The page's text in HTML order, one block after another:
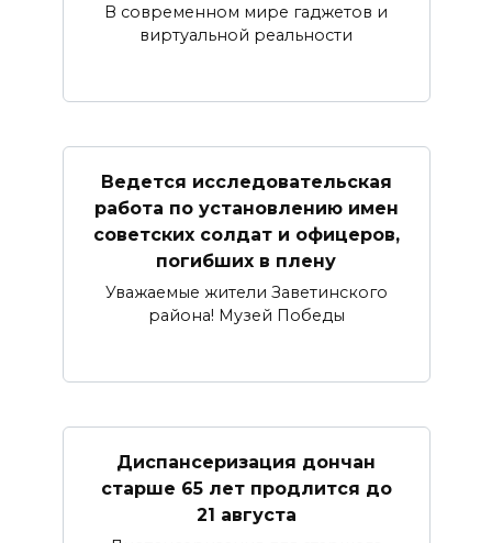
В современном мире гаджетов и
виртуальной реальности
Ведется исследовательская
работа по установлению имен
советских солдат и офицеров,
погибших в плену
Уважаемые жители Заветинского
района! Музей Победы
Диспансеризация дончан
старше 65 лет продлится до
21 августа